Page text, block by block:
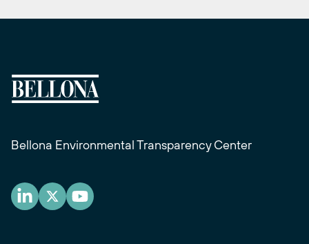
Bellona Environmental Transparency Center